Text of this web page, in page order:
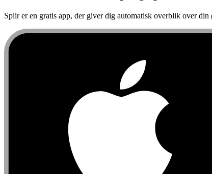
Spiir er en gratis app, der giver dig automatisk overblik over